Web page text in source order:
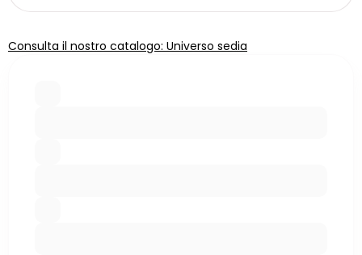
Consulta il nostro catalogo: Universo sedia